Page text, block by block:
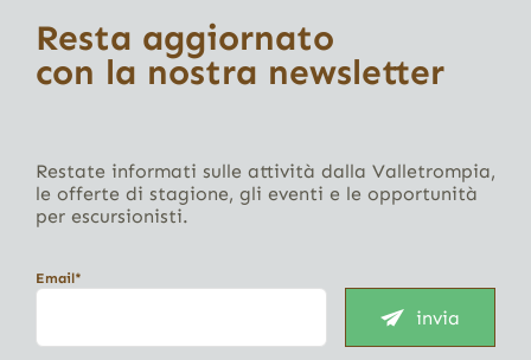
Resta aggiornato
con la nostra newsletter
Restate informati sulle attività dalla Valletrompia,
le offerte di stagione, gli eventi e le opportunità
per escursionisti.
Email*
invia